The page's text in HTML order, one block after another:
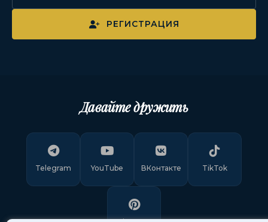
РЕГИСТРАЦИЯ
Давайте дружить
Telegram YouTube ВКонтакте TikTok